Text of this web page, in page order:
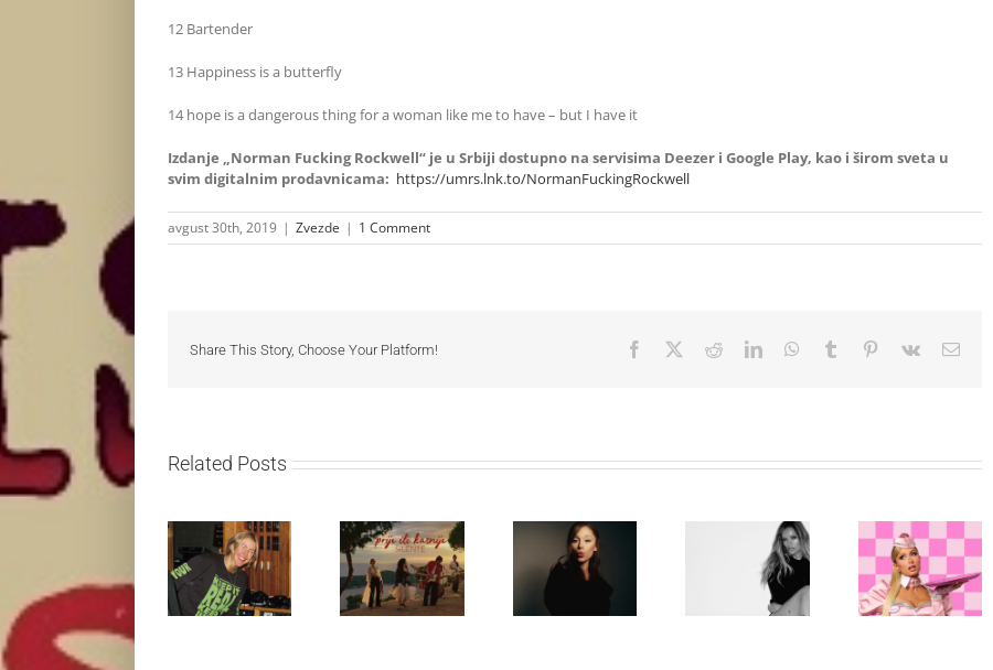
12 Bartender
13 Happiness is a butterfly
14 hope is a dangerous thing for a woman like me to have – but I have it
Izdanje „Norman Fucking Rockwell“ je u Srbiji dostupno na servisima Deezer i Google Play, kao i širom sveta u
svim digitalnim prodavnicama: https://umrs.lnk.to/NormanFuckingRockwell
avgust 30th, 2019 | Zvezde | 1 Comment
Share This Story, Choose Your Platform! Facebook RedditLinkedInWhatsApp
Tumblr Pinterest
Vk Email
Related Posts
Ellie Goulding
otkriva nežniju
stranu novim
Silente
objavio novi
Ariana Grande
objavila singl
„Matadora“ i
najavila novi
album „No Me
Paris Hilton
ponovo u ulozi
„Gloss Boss“
u kampanji
NYX